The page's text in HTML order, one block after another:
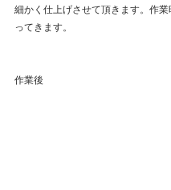
細かく仕上げさせて頂きます。作
ってきます。
作業後